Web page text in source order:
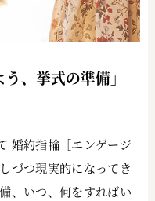
、挙式の準備」
婚約指輪［エンゲージ
づつ現実的になってき
、いつ、何をすればい